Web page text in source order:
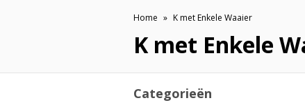
Home » K met Enkele Waaier
K met Enkele
Categorieën